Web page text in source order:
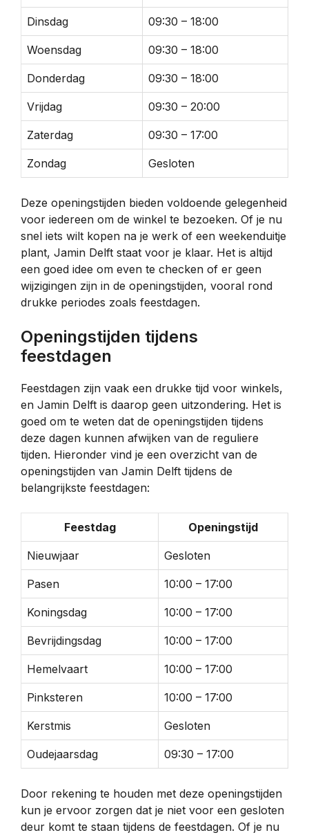
Dinsdag 09:30 – 18:00
Woensdag 09:30 – 18:00
Donderdag 09:30 – 18:00
Vrijdag 09:30 – 20:00
Zaterdag 09:30 – 17:00
Zondag Gesloten
Deze openingstijden bieden voldoende gelegenheid
voor iedereen om de winkel te bezoeken. Of je nu
snel iets wilt kopen na je werk of een weekenduitje
plant, Jamin Delft staat voor je klaar. Het is altijd
een goed idee om even te checken of er geen
wijzigingen zijn in de openingstijden, vooral rond
drukke periodes zoals feestdagen.
Openingstijden tijdens
feestdagen
Feestdagen zijn vaak een drukke tijd voor winkels,
en Jamin Delft is daarop geen uitzondering. Het is
goed om te weten dat de openingstijden tijdens
deze dagen kunnen afwijken van de reguliere
tijden. Hieronder vind je een overzicht van de
openingstijden van Jamin Delft tijdens de
belangrijkste feestdagen:
Feestdag Openingstijd
Nieuwjaar Gesloten
Pasen 10:00 – 17:00
Koningsdag 10:00 – 17:00
Bevrijdingsdag 10:00 – 17:00
Hemelvaart 10:00 – 17:00
Pinksteren 10:00 – 17:00
Kerstmis Gesloten
Oudejaarsdag 09:30 – 17:00
Door rekening te houden met deze openingstijden
kun je ervoor zorgen dat je niet voor een gesloten
deur komt te staan tijdens de feestdagen. Of je nu